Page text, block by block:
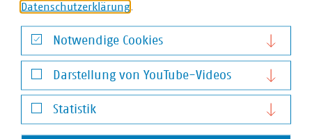
Gesetzentwurf gilt daher: Gut gemeint ist noch lange
nicht gut gemacht. Der hier vorgeschlagene Weg führt in
eine energiepolitische Sackgasse.“
In Hessen sind 157 kommunale Unternehmen im VKU
organisiert. Die VKU-Mitgliedsunternehmen in Hessen
Datenschutzerklärung.
Notwendige Cookies
Notwendige Cookies
Darstellung von YouTube-Videos
Darstellung von YouTube-Videos
Statistik
Statistik